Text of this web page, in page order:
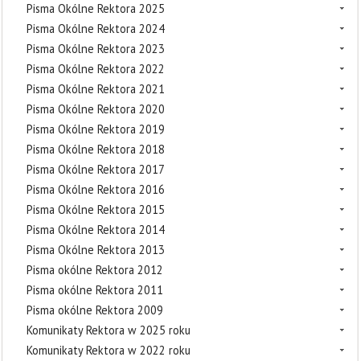
Pisma Okólne Rektora 2025
Pisma Okólne Rektora 2024
Pisma Okólne Rektora 2023
Pisma Okólne Rektora 2022
Pisma Okólne Rektora 2021
Pisma Okólne Rektora 2020
Pisma Okólne Rektora 2019
Pisma Okólne Rektora 2018
Pisma Okólne Rektora 2017
Pisma Okólne Rektora 2016
Pisma Okólne Rektora 2015
Pisma Okólne Rektora 2014
Pisma Okólne Rektora 2013
Pisma okólne Rektora 2012
Pisma okólne Rektora 2011
Pisma okólne Rektora 2009
Komunikaty Rektora w 2025 roku
Komunikaty Rektora w 2022 roku